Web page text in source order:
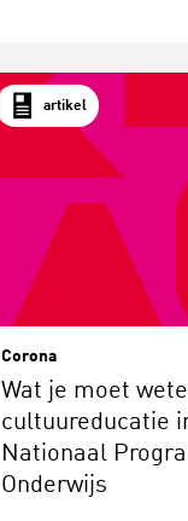
artikel
Corona
Wat je moet
cultuureducatie
Nationaal
Onderwijs